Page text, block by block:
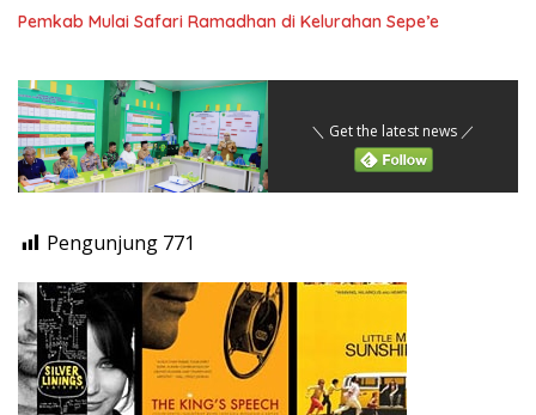
Pemkab Mulai Safari Ramadhan di Kelurahan Sepe’e
＼ Get the latest news ／
Pengunjung 771